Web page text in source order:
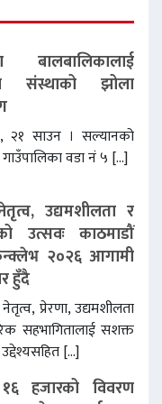
बालबालिकालाई
संस्थाको झोला
२१ साउन । सल्यानको
गाउँपालिका वडा नं ५ […]
उद्यमशीलता र
उत्सवः काठमाडौं
२०२६ आगामी
हुँदै
प्रेरणा, उद्यमशीलता
सहभागितालाई सशक्त
[…]
हजारको विवरण